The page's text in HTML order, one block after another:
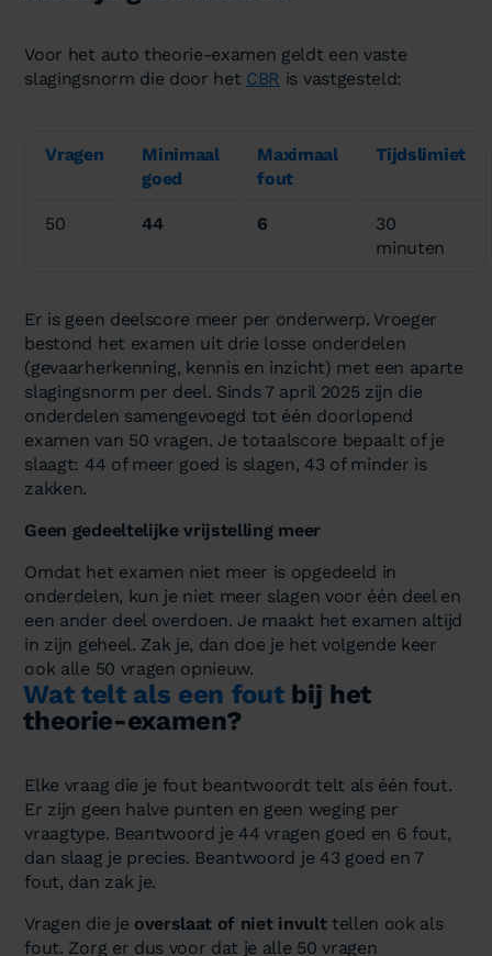
Voor het auto theorie-examen geldt een vaste
slagingsnorm die door het CBR is vastgesteld:
Vragen
Minimaal
goed
Maximaal
fout
Tijdslimiet
50 44 6
30
minuten
Er is geen deelscore meer per onderwerp. Vroeger
bestond het examen uit drie losse onderdelen
(gevaarherkenning, kennis en inzicht) met een aparte
slagingsnorm per deel. Sinds 7 april 2025 zijn die
onderdelen samengevoegd tot één doorlopend
examen van 50 vragen. Je totaalscore bepaalt of je
slaagt: 44 of meer goed is slagen, 43 of minder is
zakken.
Geen gedeeltelijke vrijstelling meer
Omdat het examen niet meer is opgedeeld in
onderdelen, kun je niet meer slagen voor één deel en
een ander deel overdoen. Je maakt het examen altijd
in zijn geheel. Zak je, dan doe je het volgende keer
ook alle 50 vragen opnieuw.
Wat telt als een foutbij het
theorie-examen?
Elke vraag die je fout beantwoordt telt als één fout.
Er zijn geen halve punten en geen weging per
vraagtype. Beantwoord je 44 vragen goed en 6 fout,
dan slaag je precies. Beantwoord je 43 goed en 7
fout, dan zak je.
Vragen die je overslaat of niet invulttellen ook als
fout. Zorg er dus voor dat je alle 50 vragen